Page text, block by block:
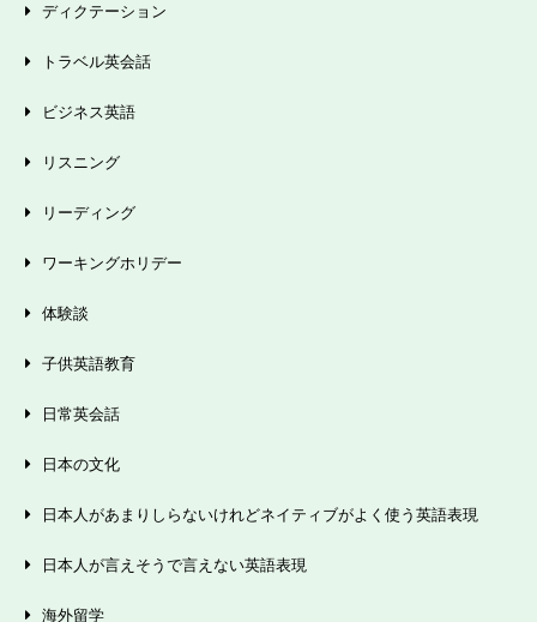
ディクテーション
トラベル英会話
ビジネス英語
リスニング
リーディング
ワーキングホリデー
体験談
子供英語教育
日常英会話
日本の文化
日本人があまりしらないけれどネイティブがよく使う英語表現
日本人が言えそうで言えない英語表現
海外留学